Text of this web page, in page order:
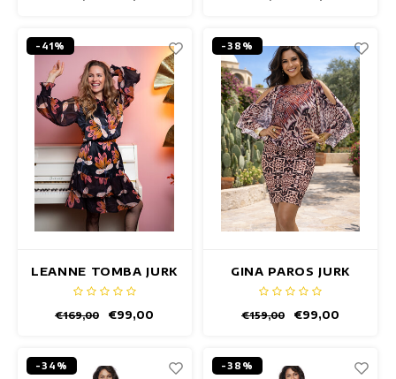
-41%
LEANNE TOMBA JURK
€169,00 €99,00
-38%
GINA PAROS JURK
€159,00 €99,00
-34% -38%